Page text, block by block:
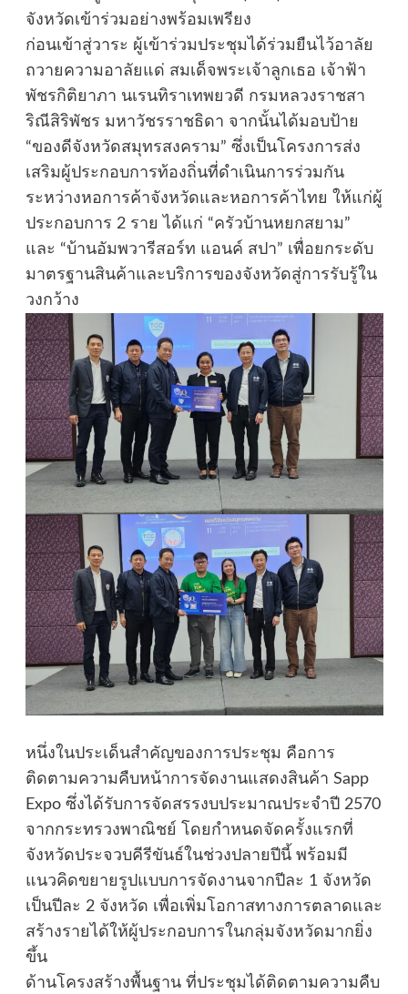
จังหวัดเข้าร่วมอย่างพร้อมเพรียง
ก่อนเข้าสู่วาระ ผู้เข้าร่วมประชุมได้ร่วมยืนไว้อาลัย
ถวายความอาลัยแด่ สมเด็จพระเจ้าลูกเธอ เจ้าฟ้า
พัชรกิติยาภา นเรนทิราเทพยวดี กรมหลวงราชสา
ริณีสิริพัชร มหาวัชรราชธิดา จากนั้นได้มอบป้าย
“ของดีจังหวัดสมุทรสงคราม” ซึ่งเป็นโครงการส่ง
เสริมผู้ประกอบการท้องถิ่นที่ดำเนินการร่วมกัน
ระหว่างหอการค้าจังหวัดและหอการค้าไทย ให้แก่ผู้
ประกอบการ 2 ราย ได้แก่ “ครัวบ้านหยกสยาม”
และ “บ้านอัมพวารีสอร์ท แอนค์ สปา” เพื่อยกระดับ
มาตรฐานสินค้าและบริการของจังหวัดสู่การรับรู้ใน
วงกว้าง
หนึ่งในประเด็นสำคัญของการประชุม คือการ
ติดตามความคืบหน้าการจัดงานแสดงสินค้า Sapp
Expo ซึ่งได้รับการจัดสรรงบประมาณประจำปี 2570
จากกระทรวงพาณิชย์ โดยกำหนดจัดครั้งแรกที่
จังหวัดประจวบคีรีขันธ์ในช่วงปลายปีนี้ พร้อมมี
แนวคิดขยายรูปแบบการจัดงานจากปีละ 1 จังหวัด
เป็นปีละ 2 จังหวัด เพื่อเพิ่มโอกาสทางการตลาดและ
สร้างรายได้ให้ผู้ประกอบการในกลุ่มจังหวัดมากยิ่ง
ขึ้น
ด้านโครงสร้างพื้นฐาน ที่ประชุมได้ติดตามความคืบ